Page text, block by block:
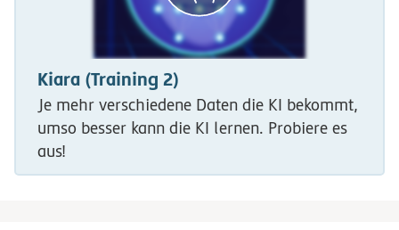
Kiara (Training 2)
Je mehr verschiedene Daten die KI bekommt,
umso besser kann die KI lernen. Probiere es
aus!